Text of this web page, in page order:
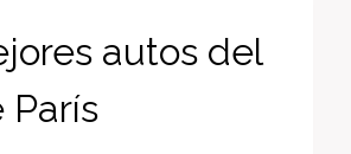
autos del
París